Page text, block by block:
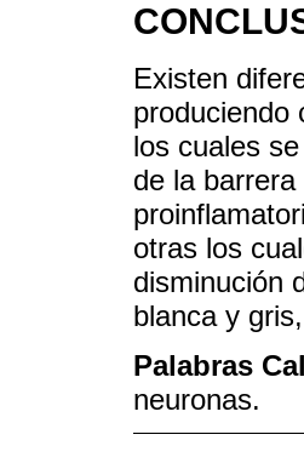
Existen
produciendo
los cuales
de la
otras los
disminución
blanca y
Palabras
neuronas.